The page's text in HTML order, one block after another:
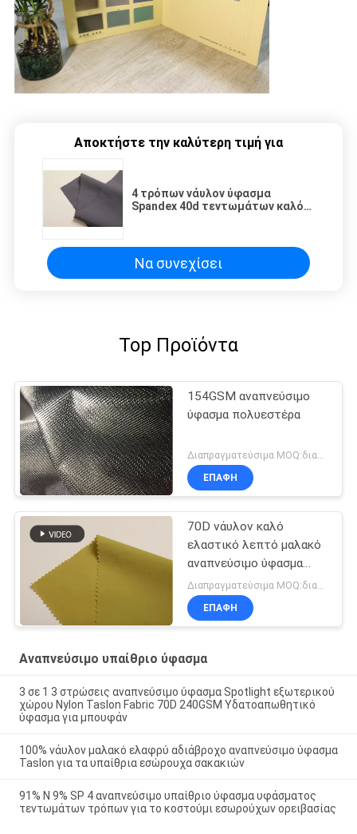
Αποκτήστε την καλύτερη τιμή για
4 τρόπων νάυλον ύφασμα
Spandex 40d τεντωμάτων καλό
Να συνεχίσει
Top Προϊόντα
154GSM αναπνεύσιμο
ύφασμα πολυεστέρα
ΕΠΑΦΉ
70D νάυλον καλό
ελαστικό λεπτό μαλακό
αναπνεύσιμο ύφασμα
Spandex
ΕΠΑΦΉ
Αναπνεύσιμο υπαίθριο ύφασμα
3 σε 1 3 στρώσεις αναπνεύσιμο ύφασμα Spotlight εξωτερικού
χώρου Nylon Taslon Fabric 70D 240GSM Υδατοαπωθητικό
ύφασμα για μπουφάν
100% νάυλον μαλακό ελαφρύ αδιάβροχο αναπνεύσιμο ύφασμα
Taslon για τα υπαίθρια εσώρουχα σακακιών
91% Ν 9% SP 4 αναπνεύσιμο υπαίθριο ύφασμα υφάσματος
τεντωμάτων τρόπων για το κοστούμι εσωρούχων ορειβασίας